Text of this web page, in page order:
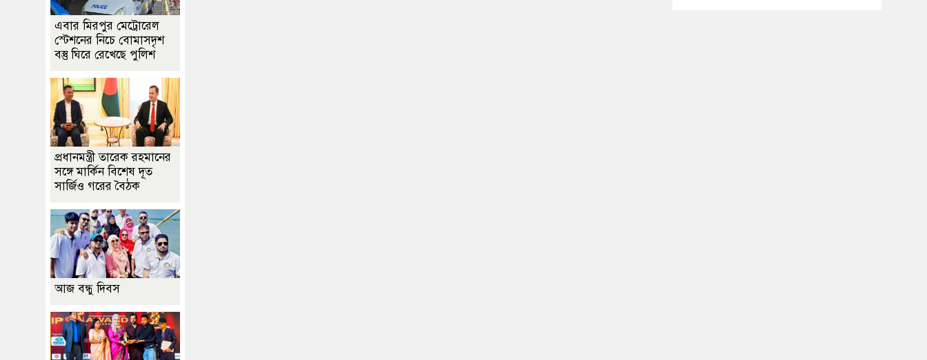
এবার মিরপুর মেট্রোরেল
স্টেশনের নিচে বোমাসদৃশ
বস্তু ঘিরে রেখেছে পুলিশ
প্রধানমন্ত্রী তারেক রহমানের
সঙ্গে মার্কিন বিশেষ দূত
সার্জিও গরের বৈঠক
আজ বন্ধু দিবস